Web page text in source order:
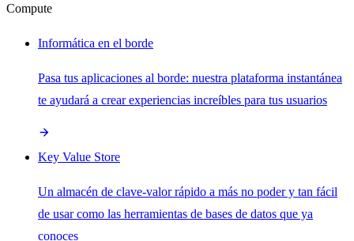
Compute
Informática en el borde
Pasa tus aplicaciones al borde: nuestra plataforma instantánea
te ayudará a crear experiencias increíbles para tus usuarios
Key Value Store
Un almacén de clave-valor rápido a más no poder y tan fácil
de usar como las herramientas de bases de datos que ya
conoces